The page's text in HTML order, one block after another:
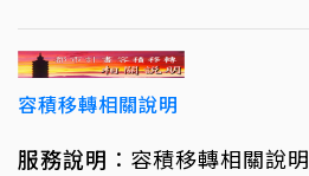
容積移轉相關說明
服務說明 ：容積移轉相關說明